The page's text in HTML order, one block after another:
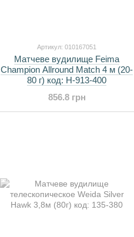
Артикул: 010167051
Матчеве вудилище Feima
Champion Allround Match 4 м (20-
80 г) код: H-913-400
856.8 грн